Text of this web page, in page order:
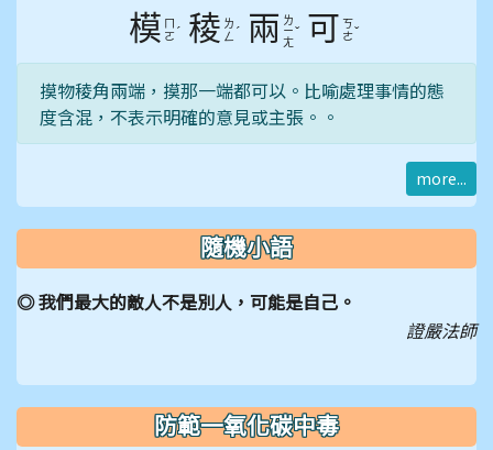
模 ㄇ
ㄛˊ 稜 ㄌ
ㄥ ˊ 兩 ㄌ
ㄧ
ㄤ
ˇ 可 ㄎ
ㄜˇ
摸物稜角兩端，摸那一端都可以。比喻處理事情的態
度含混，不表示明確的意見或主張。。
more...
隨機小語
◎ 我們最大的敵人不是別人，可能是自己。
證嚴法師
防範一氧化碳中毒